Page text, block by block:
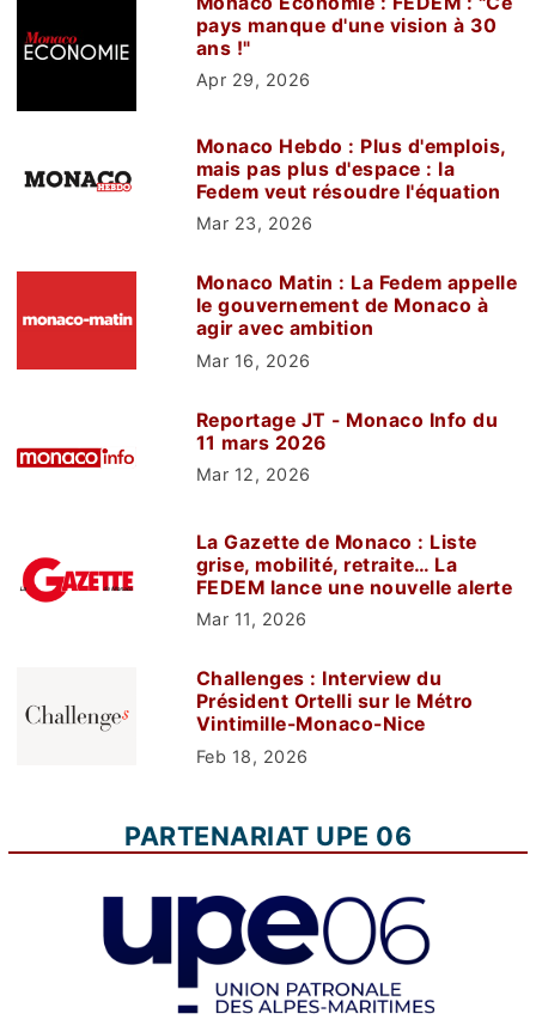
pays manque d'une vision à 30
ans !"
Apr 29, 2026
Monaco Hebdo : Plus d'emplois,
mais pas plus d'espace : la
Fedem veut résoudre l'équation
Mar 23, 2026
Monaco Matin : La Fedem appelle
le gouvernement de Monaco à
agir avec ambition
Mar 16, 2026
Reportage JT - Monaco Info du
11 mars 2026
Mar 12, 2026
La Gazette de Monaco : Liste
grise, mobilité, retraite… La
FEDEM lance une nouvelle alerte
Mar 11, 2026
Challenges : Interview du
Président Ortelli sur le Métro
Vintimille-Monaco-Nice
Feb 18, 2026
PARTENARIAT UPE 06